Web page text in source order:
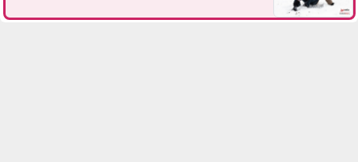
الأكثر مشاهدة